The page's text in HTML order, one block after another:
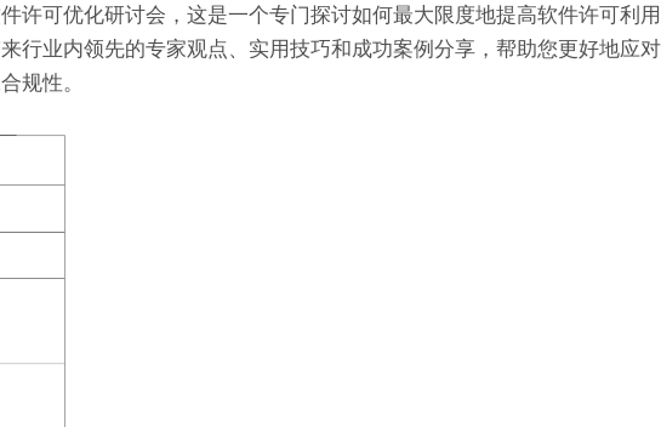
许可优化研讨会，这是一个专门探讨如何最大限度地提高软件许可利
行业内领先的专家观点、实用技巧和成功案例分享，帮助您更好地应
规性。